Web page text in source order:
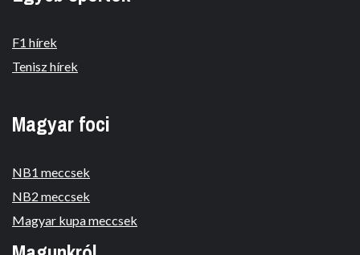
F1 hírek
Tenisz hírek
Magyar foci
NB1 meccsek
NB2 meccsek
Magyar kupa meccsek